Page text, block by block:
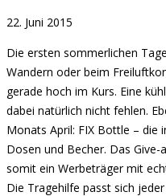
22. Juni 2015
Die ersten sommerlichen
Wandern oder beim
gerade hoch im Kurs. Eine
dabei natürlich nicht fehlen.
Monats April: FIX Bottle – die
Dosen und Becher. Das
somit ein Werbeträger mit
Die Tragehilfe passt sich